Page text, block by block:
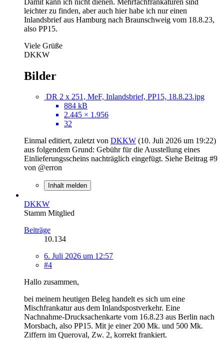
leichter zu finden, aber auch hier habe ich nur einen
Inlandsbrief aus Hamburg nach Braunschweig vom 18.8.23,
also PP15.
Viele Grüße
DKKW
Bilder
DR 2 x 251, MeF, Inlandsbrief, PP15, 18.8.23.jpg
884 kB
2.445 × 1.956
32
Einmal editiert, zuletzt von DKKW (10. Juli 2026 um 19:22)
aus folgendem Grund: Gebühr für die Ausstellung eines
Einlieferungsscheins nachträglich eingefügt. Siehe Beitrag #9
von @erron
Inhalt melden
DKKW
Stamm Mitglied
Beiträge
10.134
6. Juli 2026 um 12:57
#4
Hallo zusammen,
bei meinem heutigen Beleg handelt es sich um eine
Mischfrankatur aus dem Inlandspostverkehr. Eine
Nachnahme-Drucksachenkarte vom 16.8.23 aus Berlin nach
Morsbach, also PP15. Mit je einer 200 Mk. und 500 Mk.
Ziffern im Queroval, Zw. 2, korrekt frankiert.